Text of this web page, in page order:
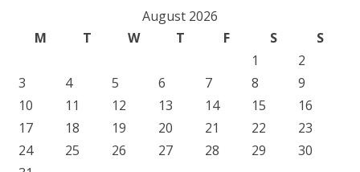
August 2026
M
T W T F S
S
1
2
3
4 5 6 7 8
9
10
11 12 13 14 15
16
17
18 19 20 21 22
23
24
25 26 27 28 29
30